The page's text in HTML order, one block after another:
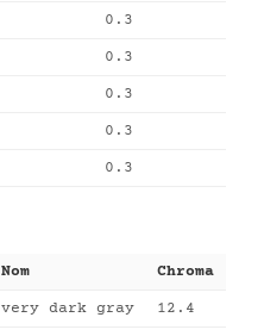
0.3
0.3
0.3
0.3
0.3
Nom Chroma
very dark gray 12.4